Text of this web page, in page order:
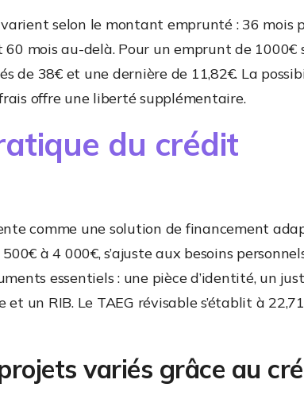
selon le montant emprunté : 36 mois
mois au-delà. Pour un emprunt de 1000€
de 38€ et une dernière de 11,82€. La
offre une liberté supplémentaire.
du crédit
comme une solution de financement
à 4 000€, s’ajuste aux besoins
essentiels : une pièce d’identité, un
un RIB. Le TAEG révisable s’établit à
variés grâce au